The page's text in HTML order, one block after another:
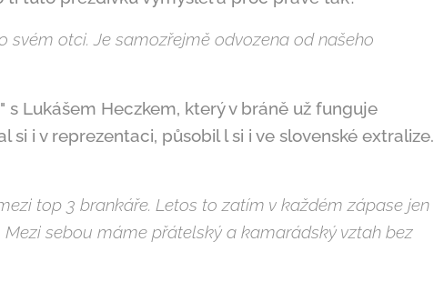
svém otci. Je samozřejmě odvozena od našeho
s Lukášem Heczkem, který v bráně už funguje
i v reprezentaci, působil l si i ve slovenské extralize.
top 3 brankáře. Letos to zatím v každém zápase jen
sebou máme přátelský a kamarádský vztah bez